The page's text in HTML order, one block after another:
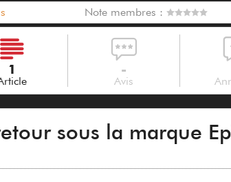
Note membres :
1 -
Avis
sous la marque